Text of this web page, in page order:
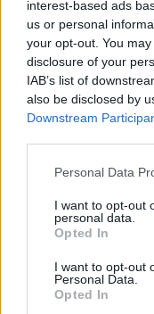
interest-based ads
us or personal
your opt-out. You
disclosure of your
IAB’s list of
also be disclosed by
Downstream
Personal Data
I want to opt-out
personal data.
Opted In
I want to opt-out
Personal Data.
Opted In
mitad se quedaron
Ayuntamiento. Hay
adquiridos mediante
ni que decir tiene
se quedaron a
son aparatos
tercer acceso de
está servida en
por haber.